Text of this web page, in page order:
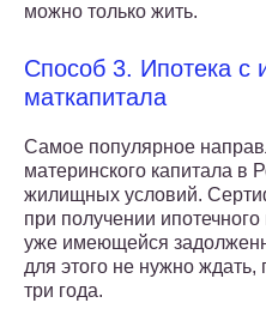
можно только жить.
Способ 3. Ипотека с
маткапитала
Самое популярное
материнского капитала в
жилищных условий.
при получении
уже имеющейся
для этого не нужно ждать,
три года.